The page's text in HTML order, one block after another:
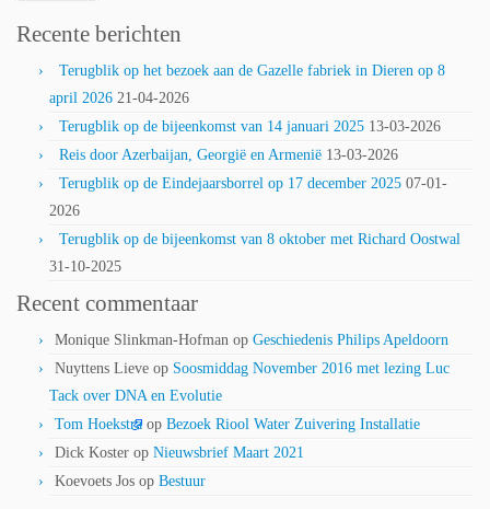
Recente berichten
Terugblik op het bezoek aan de Gazelle fabriek in Dieren op 8
april 2026 21-04-2026
Terugblik op de bijeenkomst van 14 januari 2025 13-03-2026
Reis door Azerbaijan, Georgië en Armenië 13-03-2026
Terugblik op de Eindejaarsborrel op 17 december 2025 07-01-
2026
Terugblik op de bijeenkomst van 8 oktober met Richard Oostwal
31-10-2025
Recent commentaar
Monique Slinkman-Hofman op Geschiedenis Philips Apeldoorn
Nuyttens Lieve op Soosmiddag November 2016 met lezing Luc
Tack over DNA en Evolutie
Tom Hoekstra op Bezoek Riool Water Zuivering Installatie
Dick Koster op Nieuwsbrief Maart 2021
Koevoets Jos op Bestuur